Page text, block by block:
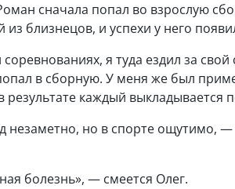
сначала попал во взрослую
близнецов, и успехи у него
я туда ездил за
в сборную. У меня же был
каждый выкладывается
незаметно, но в спорте
болезнь», — смеется Олег.